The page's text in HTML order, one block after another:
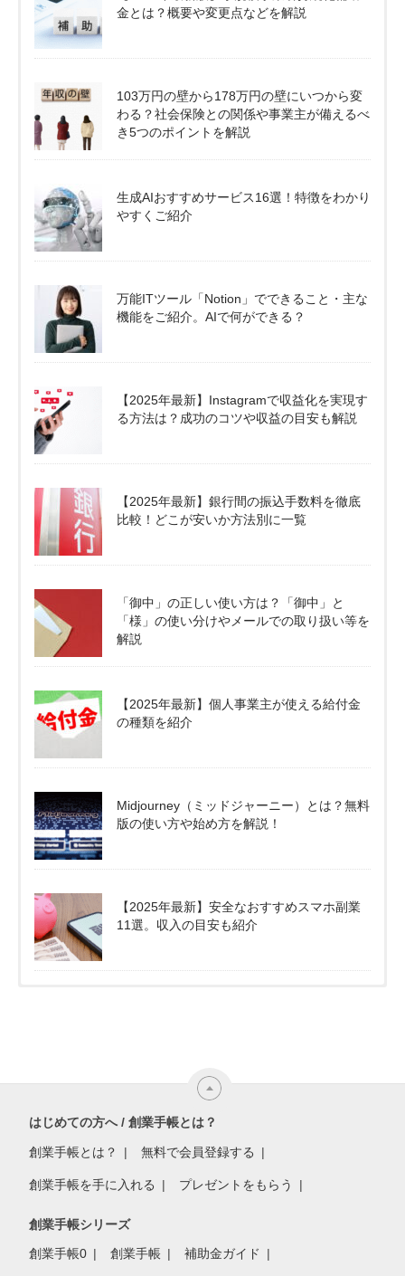
金とは？概要や変更点などを解説
103万円の壁から178万円の壁にいつから変
わる？社会保険との関係や事業主が備えるべ
き5つのポイントを解説
生成AIおすすめサービス16選！特徴をわかり
やすくご紹介
万能ITツール「Notion」でできること・主な
機能をご紹介。AIで何ができる？
【2025年最新】Instagramで収益化を実現す
る方法は？成功のコツや収益の目安も解説
【2025年最新】銀行間の振込手数料を徹底
比較！どこが安いか方法別に一覧
「御中」の正しい使い方は？「御中」と
「様」の使い分けやメールでの取り扱い等を
解説
【2025年最新】個人事業主が使える給付金
の種類を紹介
Midjourney（ミッドジャーニー）とは？無料
版の使い方や始め方を解説！
【2025年最新】安全なおすすめスマホ副業
11選。収入の目安も紹介
はじめての方へ / 創業手帳とは？
創業手帳とは？ 無料で会員登録する
創業手帳を手に入れる プレゼントをもらう
創業手帳シリーズ
創業手帳0 創業手帳 補助金ガイド